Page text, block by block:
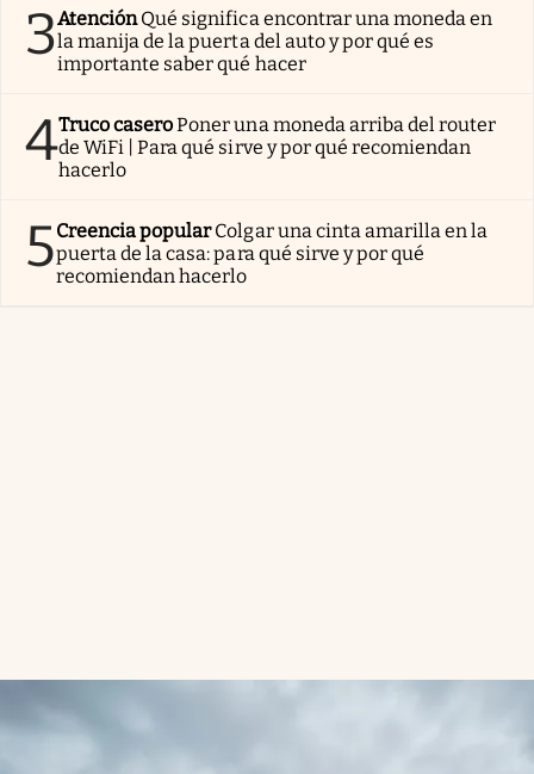
3AtenciónQué significa encontrar una moneda en
la manija de la puerta del auto y por qué es
importante saber qué hacer
4Truco caseroPoner una moneda arriba del router
de WiFi | Para qué sirve y por qué recomiendan
hacerlo
5Creencia popularColgar una cinta amarilla en la
puerta de la casa: para qué sirve y por qué
recomiendan hacerlo